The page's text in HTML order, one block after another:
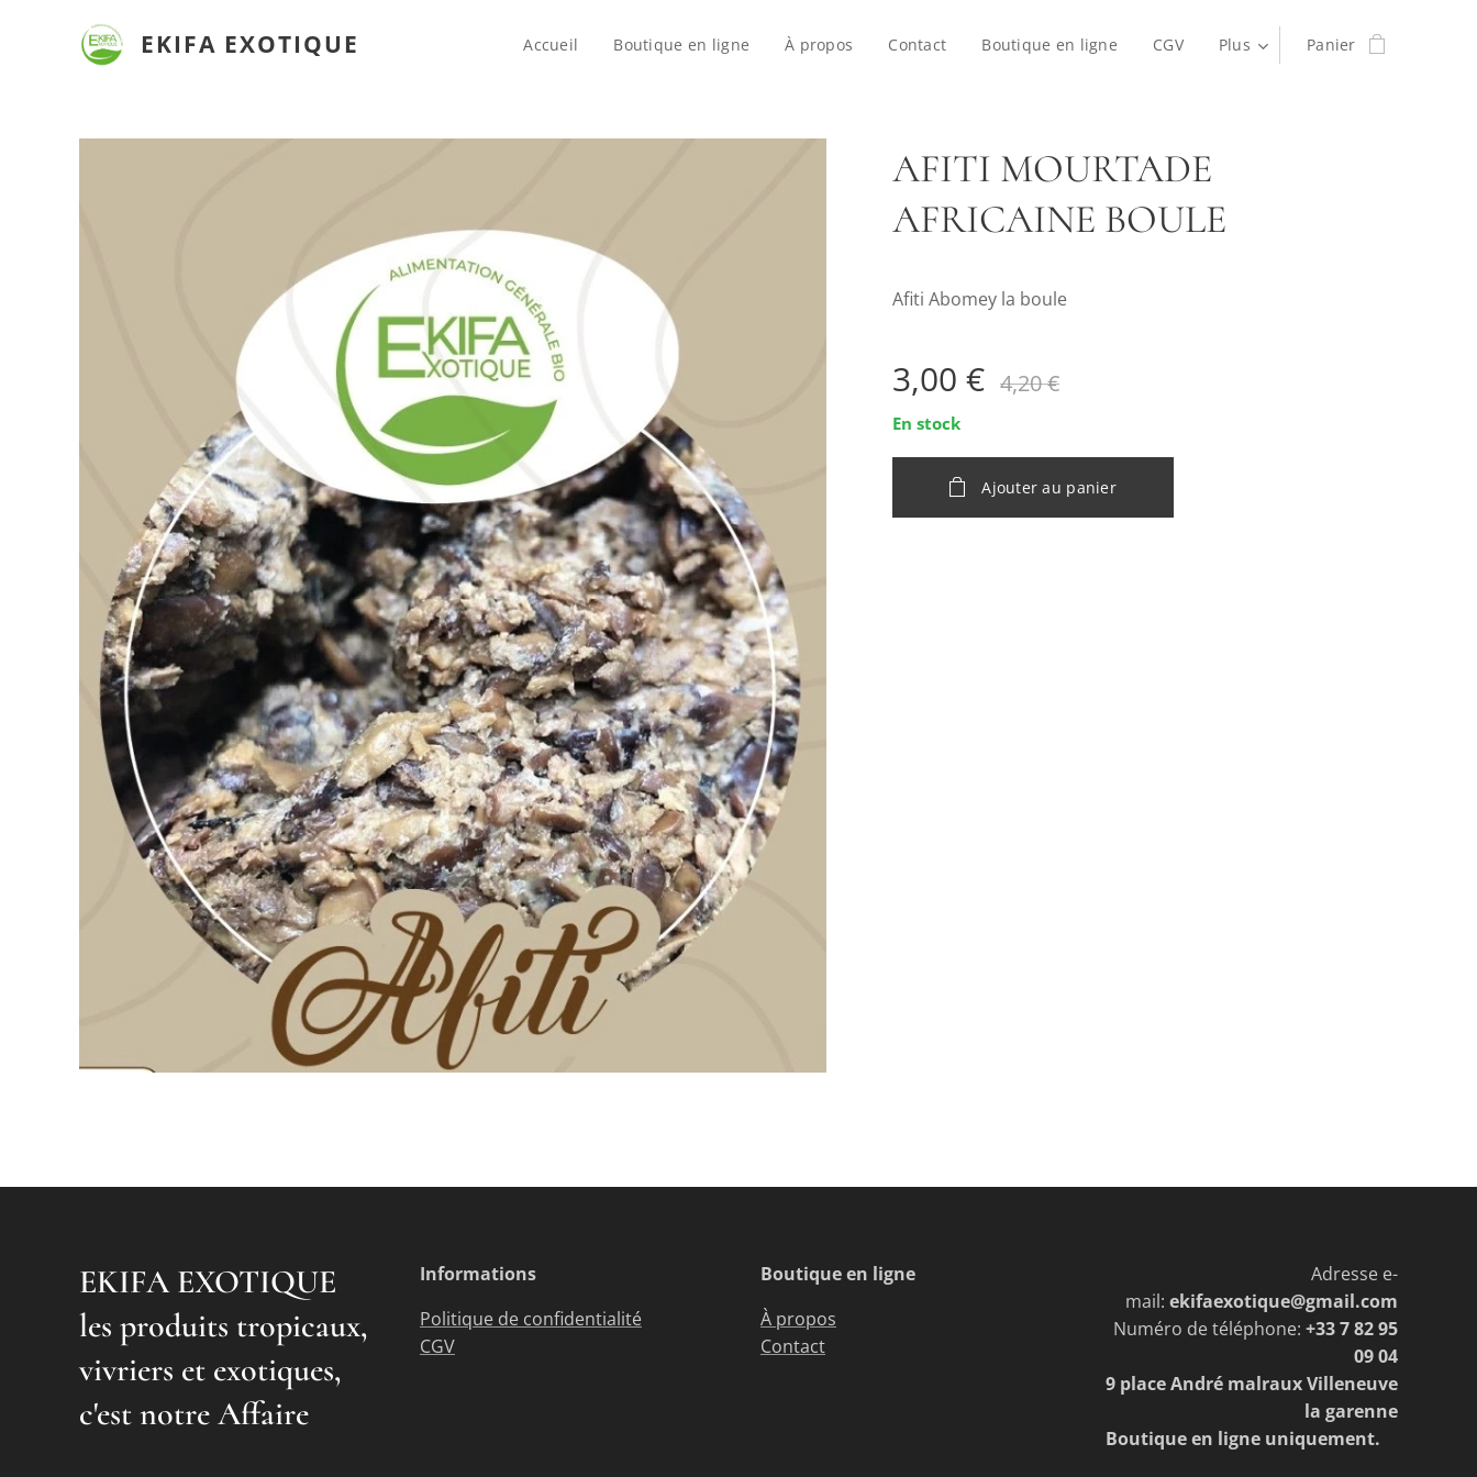
EKIFA EXOTIQUE Accueil Boutique en ligne À propos Contact Boutique en ligne CGV Plus Panier
AFITI MOURTADE
AFRICAINE BOULE
Afiti Abomey la boule
3,00 € 4,20€
En stock
Ajouter au panier
EKIFA EXOTIQUE
les produits tropicaux,
vivriers et exotiques,
c'est notre Affaire
Informations
Politique de confidentialité
CGV
Boutique en ligne
À propos
Contact
Adresse e-
mail: ekifaexotique@gmail.com
Numéro de téléphone: +33 7 82 95
09 04
9 place André malraux Villeneuve
la garenne
Boutique en ligne uniquement.